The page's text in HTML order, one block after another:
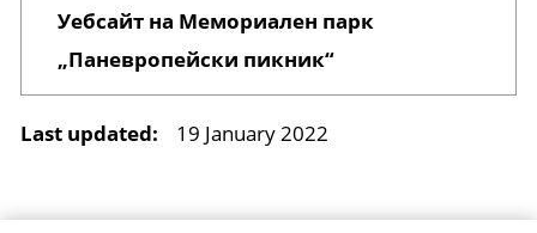
Уебсайт на Мемориален парк
„Паневропейски пикник“
Last updated: 19 January 2022